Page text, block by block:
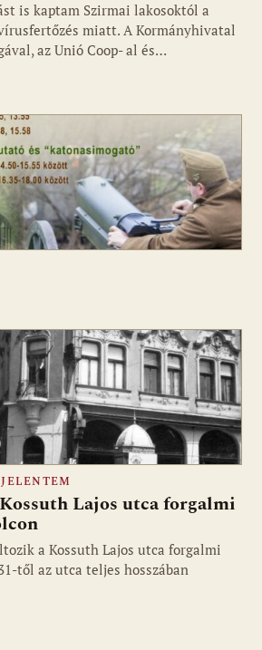
is kaptam Szirmai lakosoktól a
miatt. A Kormányhivatal
az Unió Coop- al és…
Lajos utca forgalmi
a Kossuth Lajos utca forgalmi
től az utca teljes hosszában